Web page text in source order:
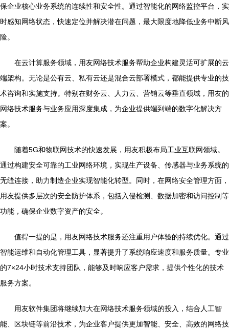
保企业核心业务系统的连续性和安全性。通过智能化的网络监控平台，实
时感知网络状态，快速定位并解决潜在问题，最大限度地降低业务中断风
险。
在云计算服务领域，用友网络技术服务帮助企业构建灵活可扩展的云
端架构。无论是公有云、私有云还是混合云部署模式，都能提供专业的技
术咨询和实施支持。特别在财务云、人力云、营销云等垂直领域，用友的
网络技术服务与业务应用深度集成，为企业提供端到端的数字化解决方
案。
随着5G和物联网技术的快速发展，用友积极布局工业互联网领域。
通过构建安全可靠的工业网络环境，实现生产设备、传感器与业务系统的
无缝连接，助力制造企业实现智能化转型。同时，在网络安全管理方面，
用友提供多层次的安全防护体系，包括入侵检测、数据加密和访问控制等
功能，确保企业数字资产的安全。
值得一提的是，用友网络技术服务还注重用户体验的持续优化。通过
智能运维和自动化管理工具，显著提升了系统响应速度和服务质量。专业
的7×24小时技术支持团队，能够及时响应客户需求，提供个性化的技术
服务方案。
用友软件集团将继续加大在网络技术服务领域的投入，结合人工智
能、区块链等前沿技术，为企业客户提供更加智能、安全、高效的网络技